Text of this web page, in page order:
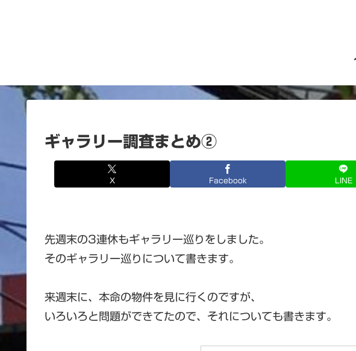
ギャラリー調査まとめ②
X Facebook LINE
先週末の3連休もギャラリー巡りをしました。
そのギャラリー巡りについて書きます。
来週末に、本命の物件を見に行くのですが、
いろいろと問題ができてたので、それについても書きます。